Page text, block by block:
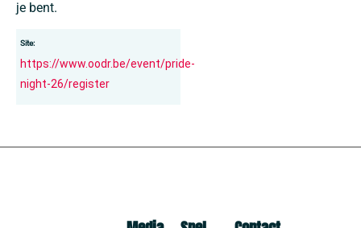
je bent.
Site:
https://www.oodr.be/event/pride-
night-26/register